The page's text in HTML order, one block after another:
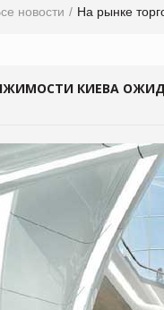
новости На рынке
КИЕВА